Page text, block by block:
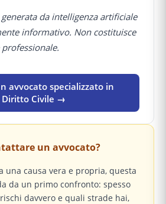
da intelligenza artificiale
informativo. Non costituisce
avvocato specializzato in
Diritto Civile →
un avvocato?
una causa vera e propria, questa
da un primo confronto: spesso
davvero e quali strade hai,